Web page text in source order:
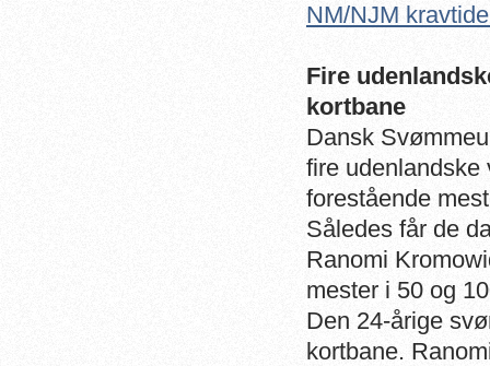
NM/NJM
Fire
kortbane
Dansk
fire udenlandske
forestående
Således får de
Ranomi
mester i 50 og
Den 24-årige
kortbane.